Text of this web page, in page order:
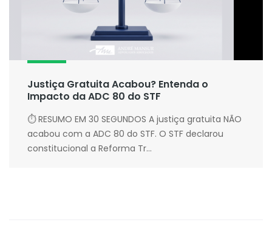
Justiça Gratuita Acabou? Entenda o
Impacto da ADC 80 do STF
⏱ RESUMO EM 30 SEGUNDOS A justiça gratuita NÃO
acabou com a ADC 80 do STF. O STF declarou
constitucional a Reforma Tr...